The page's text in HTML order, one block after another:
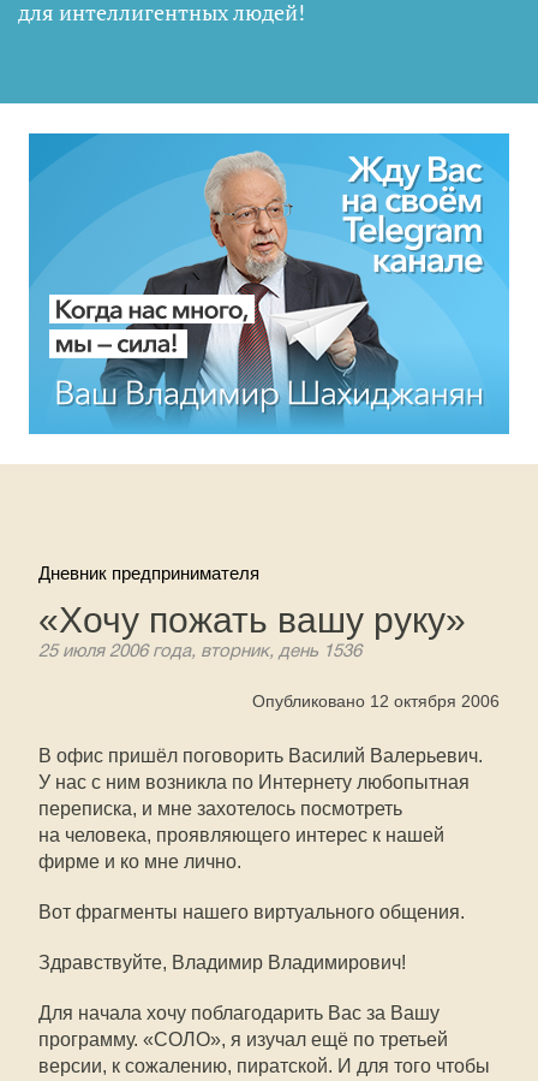
для интеллигентных людей!
Дневник предпринимателя
«Хочу пожать вашу руку»
25 июля 2006 года, вторник, день 1536
Опубликовано 12 октября 2006
В офис пришёл поговорить Василий Валерьевич.
У нас с ним возникла по Интернету любопытная
переписка, и мне захотелось посмотреть
на человека, проявляющего интерес к нашей
фирме и ко мне лично.
Вот фрагменты нашего виртуального общения.
Здравствуйте, Владимир Владимирович!
Для начала хочу поблагодарить Вас за Вашу
программу. «СОЛО», я изучал ещё по третьей
версии, к сожалению, пиратской. И для того чтобы